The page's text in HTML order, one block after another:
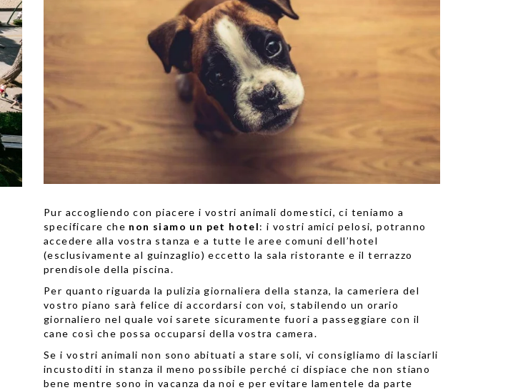
Pur accogliendo con piacere i vostri animali domestici, ci teniamo a
specificare che non siamo un pet hotel: i vostri amici pelosi, potranno
accedere alla vostra stanza e a tutte le aree comuni dell’hotel
(esclusivamente al guinzaglio) eccetto la sala ristorante e il terrazzo
prendisole della piscina.
Per quanto riguarda la pulizia giornaliera della stanza, la cameriera del
vostro piano sarà felice di accordarsi con voi, stabilendo un orario
giornaliero nel quale voi sarete sicuramente fuori a passeggiare con il
cane così che possa occuparsi della vostra camera.
Se i vostri animali non sono abituati a stare soli, vi consigliamo di lasciarli
incustoditi in stanza il meno possibile perché ci dispiace che non stiano
bene mentre sono in vacanza da noi e per evitare lamentele da parte